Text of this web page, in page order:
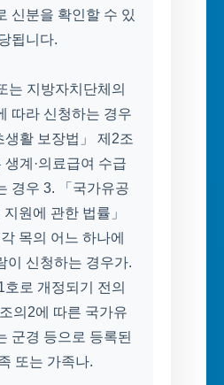
신분을 확인할 수 있
됩니다.
는 지방자치단체의
따라 신청하는 경우
생활 보장법」 제2조
계·의료급여 수급
경우 3. 「국가유공
원에 관한 법률」
목의 어느 하나에
이 신청하는 경우가.
로 개정되기 전의
의2에 따른 국가유
군경 등으로 등록된
또는 가족나.